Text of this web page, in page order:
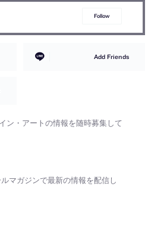
Follow
Add Friends
ン・アートの情報を随時募集して
ルマガジンで最新の情報を配信し